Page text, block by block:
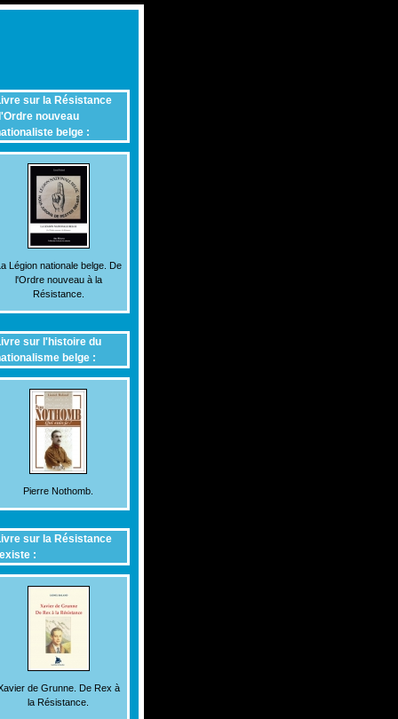
sur la Résistance
nouveau
belge :
Légion nationale belge. De
l'Ordre nouveau à la
Résistance.
sur l'histoire du
belge :
Pierre Nothomb.
sur la Résistance
:
de Grunne. De Rex à
la Résistance.